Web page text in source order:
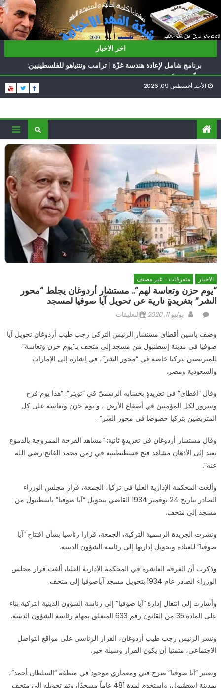
to
content
اخر الاخبار
ناشطة أمريكية يهودية تدعو الدول العربية لوقف التطبيع
أيّ تحدّيات يواجهها حزب الله؟
برنامج شامل لإعادة هندسة غزّة | ترامب ونتنياهو للفلسطينيين:
سلّموا تسلَموا
الغرب يدفن اتفاقاً وُلد ميتاً | إيران تحت العقوبات: جاهزون
ناشطة أمريكية يهودية تدعو الدول العربية لوقف التطبيع
أيّ تحدّيات يواجهها حزب الله؟
الأحد, أغسطس 09, 2026
الاخبار متفرقات - غير مصنف
“يوم حزن وتعاسة لهم”.. مستشار أردوغان يجلط “محور
الشر” بتغريدةٍ نارية عن تحويل آيا صوفيا لمسجد
Posted
يوليو 11, 2020Author التعليقاتعلى
حزن
وتعاسة
لهم”..
يجلط
“محور
الشر”
نارية
عن
صوفيا
مغلقة
وصف ياسين أقطاي مستشار الرئيس التركي رجب طيب أردوغان تحويل آيا
صوفيا في مدينة إسطنبول من مسجد إلى متحف بـ”يوم حزن وتعاسة”
للمتربصين بتركيا خاصة في “محور الشر”، في إشارة إلى الإمارات
والسعودية ومصر.
وقال “اقطاي” في تغريدةٍ بحسابه الرسميّ في “تويتر”: “هذا يوم فرح
وسرور لكل المؤمنين في أصقاع الأرض ، و يوم حزن وتعاسة على كل
المتربصين بتركيا خصوصا في محور الشر” .
وقال مستشار أردوغان في تغريدةٍ ثانية: “مشاهد الفرحة الممزوجة بالدموع
تعيد إلى الأذهان مشاهد فتح قسطنطينية في زمن محمد الفاتح رضي الله
عنه”.
وألغت المحكمة الإدارية العليا في تركيا، الجمعة، قرار مجلس الوزراء
الصادر بتاريخ 24 نوفمبر 1934 القاضي بتحويل “آيا صوفيا” باسطنبول من
مسجد إلى متحف.
ونشرت الجريدة الرسمية التركية، الجمعة، قرارا رئاسيا بشأن افتتاح “آيا
صوفيا” للعبادة وتحويل إدارتها إلى رئاسة الشؤون الدينية.
وذكرت أن الغرفة العاشرة في المحكمة الإدارية العليا، ألغت قرار مجلس
الوزراء الصادر عام 1934 بتحويل مسجد آياصوفيا إلى متحف.
وأشارت إلى انتقال إدارة “آيا صوفيا” إلى رئاسة الشؤون الدينية التركية بناء
على المادة 35 من القانون رقم 633 المتعلق بمهام رئاسة الشؤون الدينية.
ونشر الرئيس رجب طيب أردوغان، القرار الرئاسي على مواقع التواصل
الاجتماعي، متمنيا أن يكون القرار وسيلة خير.
ويعتبر “آيا صوفيا” صرح فني ومعماري موجود في منطقة “السلطان أحمد”،
بمدينة إسطنبول، واستخدم لمدة 481 عاماً مسجدًا، وتم تحويله إلى متحف